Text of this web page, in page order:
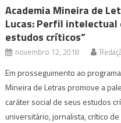
Academia Mineira de
Lucas: Perfil intelectual
estudos críticos”
novembro 12, 2018
Em prosseguimento ao
Mineira de Letras promove a
caráter social de seus estudos
universitário, jornalista, crítico